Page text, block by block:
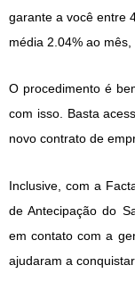
garante a você entre
média 2.04% ao
O procedimento é
com isso. Basta
novo contrato de
Inclusive, com a
de Antecipação do
em contato com a
ajudaram a